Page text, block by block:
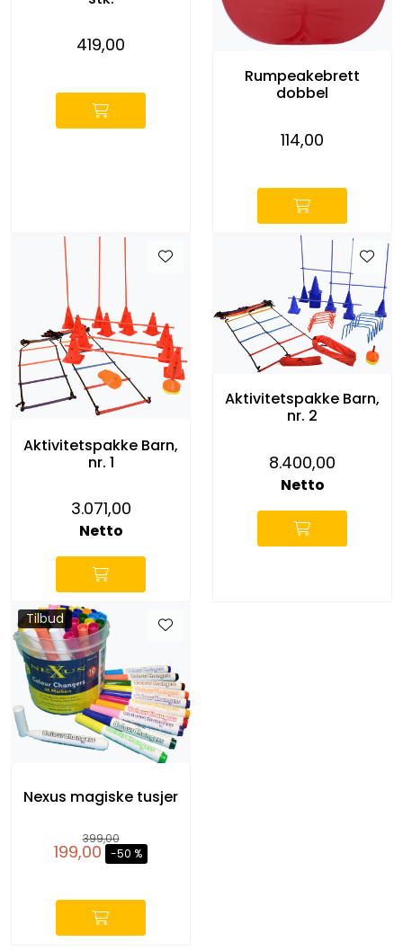
419,00
Rumpeakebrett
dobbel
114,00
Aktivitetspakke Barn,
nr. 1
3.071,00
Netto
Aktivitetspakke Barn,
nr. 2
8.400,00
Netto
Tilbud
Nexus magiske tusjer
399,00
199,00 -50 %
KONTORMØBLER OG INNREDNING
KATALOGER
Park og anlegg/Byutvikling
KJØPESENTER
Borettslag
Entreprenører
OUTLET & GJENBRUK
KATALOGER